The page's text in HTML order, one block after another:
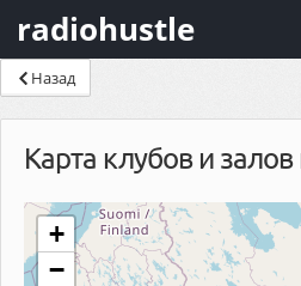
radiohustle
Назад
Карта клубов и залов
+
−